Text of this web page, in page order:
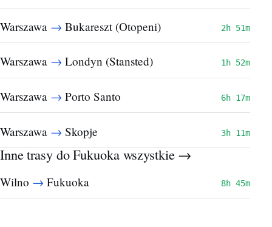
Warszawa → Bukareszt (Otopeni) 2h 51m
Warszawa → Londyn (Stansted) 1h 52m
Warszawa → Porto Santo 6h 17m
Warszawa → Skopje 3h 11m
Inne trasy do Fukuokawszystkie →
Wilno → Fukuoka 8h 45m